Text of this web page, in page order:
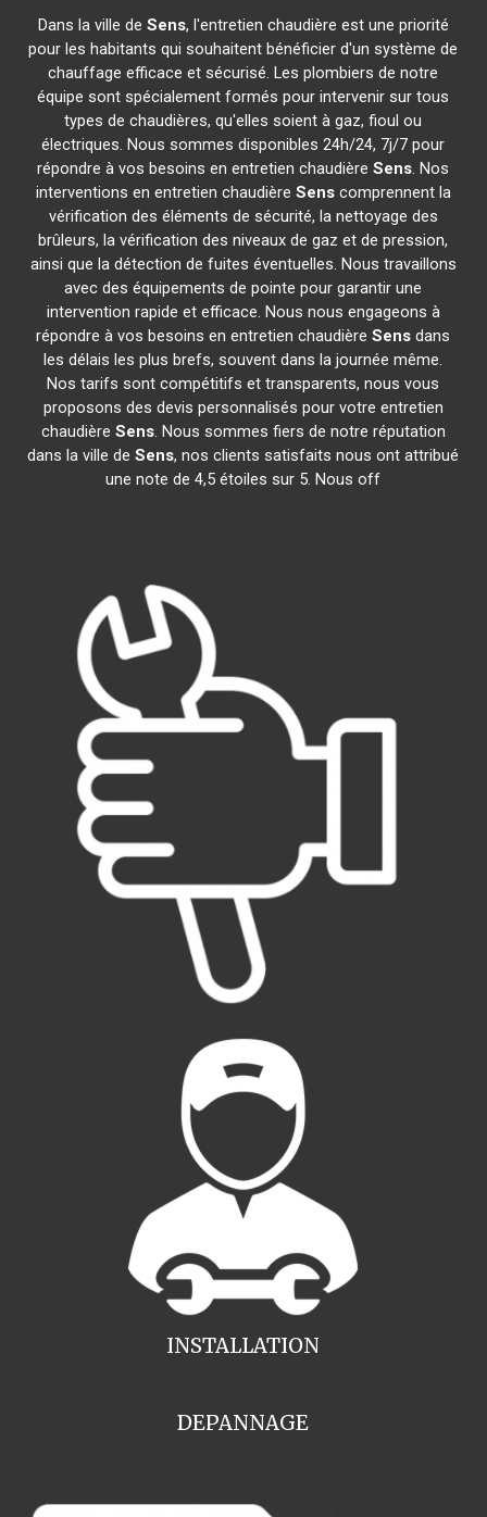
Dans la ville de Sens, l'entretien chaudière est une priorité
pour les habitants qui souhaitent bénéficier d'un système de
chauffage efficace et sécurisé. Les plombiers de notre
équipe sont spécialement formés pour intervenir sur tous
types de chaudières, qu'elles soient à gaz, fioul ou
électriques. Nous sommes disponibles 24h/24, 7j/7 pour
répondre à vos besoins en entretien chaudièreSens. Nos
interventions en entretien chaudière Senscomprennent la
vérification des éléments de sécurité, la nettoyage des
brûleurs, la vérification des niveaux de gaz et de pression,
ainsi que la détection de fuites éventuelles. Nous travaillons
avec des équipements de pointe pour garantir une
intervention rapide et efficace. Nous nous engageons à
répondre à vos besoins en entretien chaudièreSens dans
les délais les plus brefs, souvent dans la journée même.
Nos tarifs sont compétitifs et transparents, nous vous
proposons des devis personnalisés pour votre entretien
chaudière Sens. Nous sommes fiers de notre réputation
dans la ville deSens, nos clients satisfaits nous ont attribué
une note de 4,5 étoiles sur 5. Nous off
INSTALLATION
DEPANNAGE